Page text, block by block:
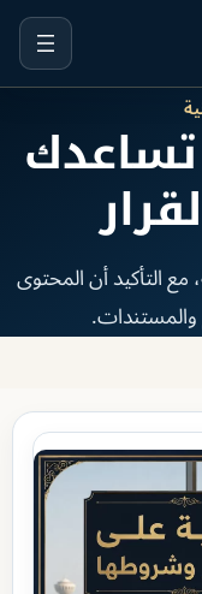
تساعدك
التأكيد أن المحتوى
والمستندات.